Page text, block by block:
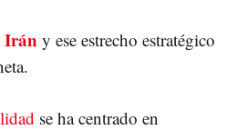
Irán y ese estrecho estratégico
se ha centrado en